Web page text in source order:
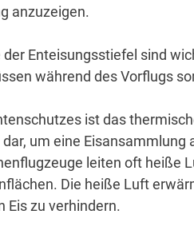
anzuzeigen.
Enteisungsstiefel sind
während des Vorflugs
ist das
um eine Eisansammlung
leiten oft heiße
Die heiße Luft
Eis zu verhindern.